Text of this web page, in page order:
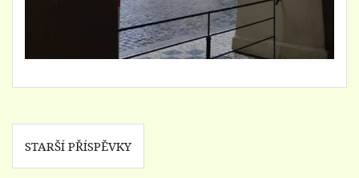
Navigace
pro
STARŠÍ PŘÍSPĚVKY